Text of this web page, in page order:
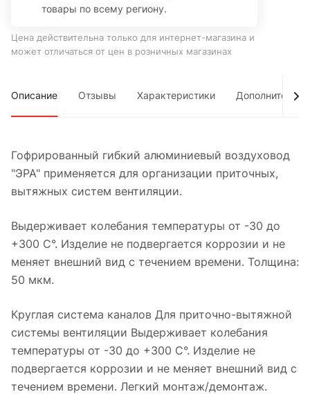
товары по всему региону.
Цена действительна только для интернет-магазина и
может отличаться от цен в розничных магазинах
Описание Отзывы Характеристики Дополнительно
Гофрированный гибкий алюминиевый воздуховод
"ЭРА" применяется для организации приточных,
вытяжных систем вентиляции.
Выдерживает колебания температуры от -30 до
+300 С°. Изделие не подвергается коррозии и не
меняет внешний вид с течением времени. Толщина:
50 мкм.
Круглая система каналов Для приточно-вытяжной
системы вентиляции Выдерживает колебания
температуры от -30 до +300 С°. Изделие не
подвергается коррозии и не меняет внешний вид с
течением времени. Легкий монтаж/демонтаж.